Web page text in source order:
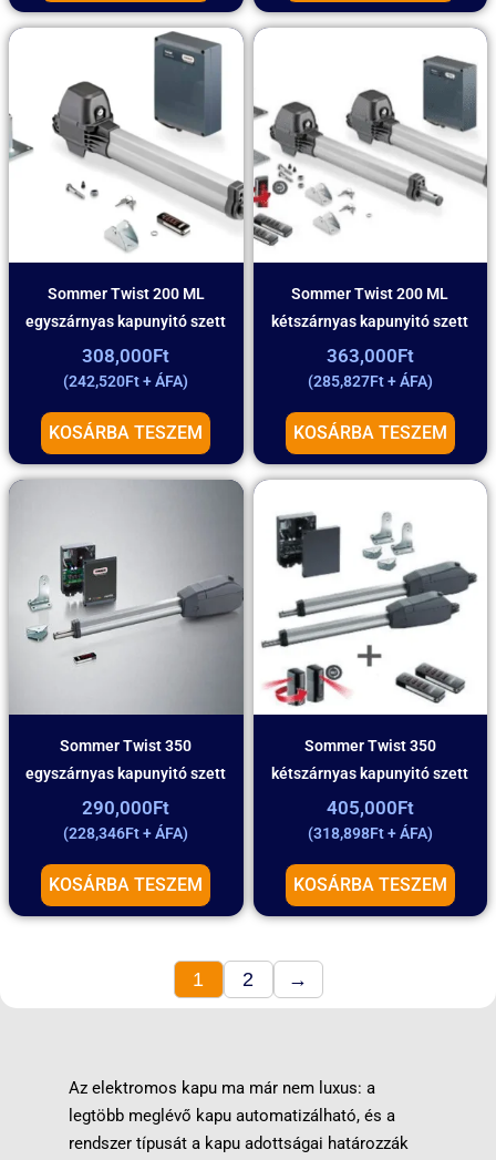
Sommer Twist 200 ML
egyszárnyas kapunyitó szett
308,000Ft
(242,520Ft+ ÁFA)
KOSÁRBA TESZEM
Sommer Twist 200 ML
kétszárnyas kapunyitó szett
363,000Ft
(285,827Ft+ ÁFA)
KOSÁRBA TESZEM
Sommer Twist 350
egyszárnyas kapunyitó szett
290,000Ft
(228,346Ft+ ÁFA)
KOSÁRBA TESZEM
Sommer Twist 350
kétszárnyas kapunyitó szett
405,000Ft
(318,898Ft+ ÁFA)
KOSÁRBA TESZEM
1 2 →
Az elektromos kapu ma már nem luxus: a
legtöbb meglévő kapu automatizálható, és a
rendszer típusát a kapu adottságai határozzák